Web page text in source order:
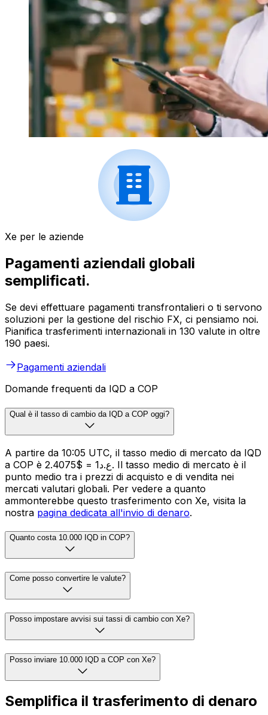
Xe per le aziende
Pagamenti aziendali globali
semplificati.
Se devi effettuare pagamenti transfrontalieri o ti servono
soluzioni per la gestione del rischio FX, ci pensiamo noi.
Pianifica trasferimenti internazionali in 130 valute in oltre
190 paesi.
Pagamenti aziendali
Domande frequenti da IQD a COP
Qual è il tasso di cambio da IQD a COP oggi?
A partire da 10:05 UTC, il tasso medio di mercato da IQD
a COP è ع.د1 = $2.4075. Il tasso medio di mercato è il
punto medio tra i prezzi di acquisto e di vendita nei
mercati valutari globali. Per vedere a quanto
ammonterebbe questo trasferimento con Xe, visita la
nostra pagina dedicata all'invio di denaro.
Quanto costa 10.000 IQD in COP?
Come posso convertire le valute?
Posso impostare avvisi sui tassi di cambio con Xe?
Posso inviare 10.000 IQD a COP con Xe?
Semplifica il trasferimento di denaro